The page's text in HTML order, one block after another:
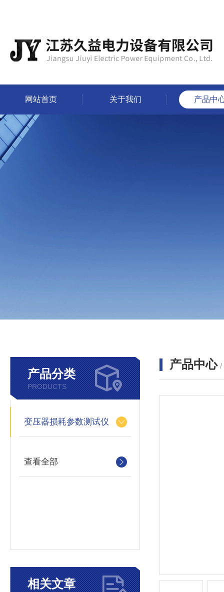
网站首页 关于我们 产品中
产品分类
PRODUCTS
变压器损耗参数测试仪
查看全部
相关文章
产品中心 /